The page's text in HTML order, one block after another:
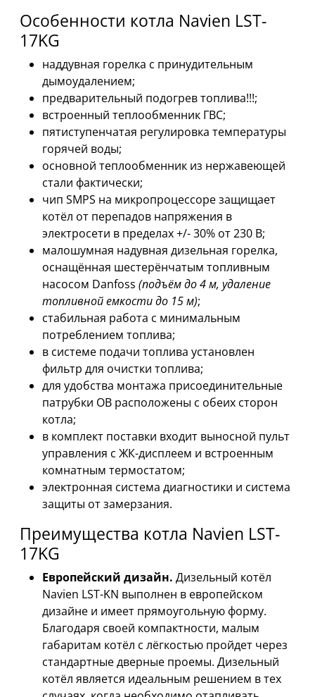
Особенности котла Navien LST-
17KG
наддувная горелка с принудительным
дымоудалением;
предварительный подогрев топлива!!!;
встроенный теплообменник ГВС;
пятиступенчатая регулировка температуры
горячей воды;
основной теплообменник из нержавеющей
стали фактически;
чип SMPS на микропроцессоре защищает
котёл от перепадов напряжения в
электросети в пределах +/- 30% от 230 В;
малошумная надувная дизельная горелка,
оснащённая шестерёнчатым топливным
насосом Danfoss (подъём до 4 м, удаление
топливной емкости до 15 м);
стабильная работа с минимальным
потреблением топлива;
в системе подачи топлива установлен
фильтр для очистки топлива;
для удобства монтажа присоединительные
патрубки ОВ расположены с обеих сторон
котла;
в комплект поставки входит выносной пульт
управления с ЖК-дисплеем и встроенным
комнатным термостатом;
электронная система диагностики и система
защиты от замерзания.
Преимущества котла Navien LST-
17KG
Европейский дизайн. Дизельный котёл
Navien LST-KN выполнен в европейском
дизайне и имеет прямоугольную форму.
Благодаря своей компактности, малым
габаритам котёл с лёгкостью пройдет через
стандартные дверные проемы. Дизельный
котёл является идеальным решением в тех